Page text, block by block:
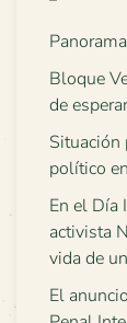
Bloque
de
Situación
político
En el Día
activista
vida de
El